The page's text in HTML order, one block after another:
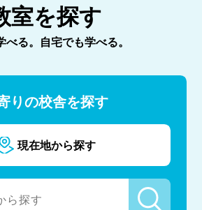
室を探す
べる。自宅でも学べる。
りの校舎を探す
現在地から探す